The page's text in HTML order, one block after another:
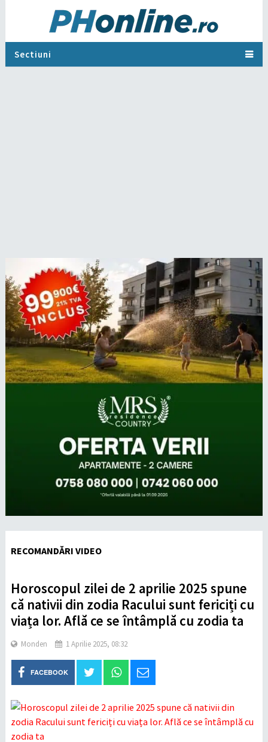
Sectiuni
RECOMANDĂRI VIDEO
Horoscopul zilei de 2 aprilie 2025 spune
că nativii din zodia Racului sunt fericiți cu
viața lor. Află ce se întâmplă cu zodia ta
Monden 1 Aprilie 2025, 08:32
FACEBOOK